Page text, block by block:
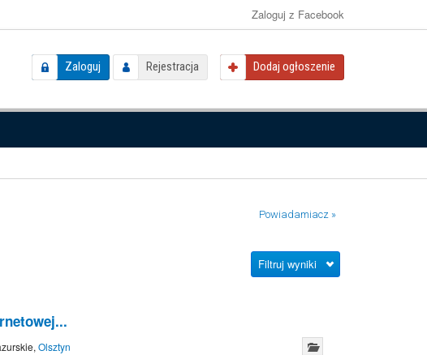
Zaloguj z Facebook
Zaloguj Rejestracja Dodaj ogłoszenie
Powiadamiacz »
Filtruj wyniki
, Olsztyn